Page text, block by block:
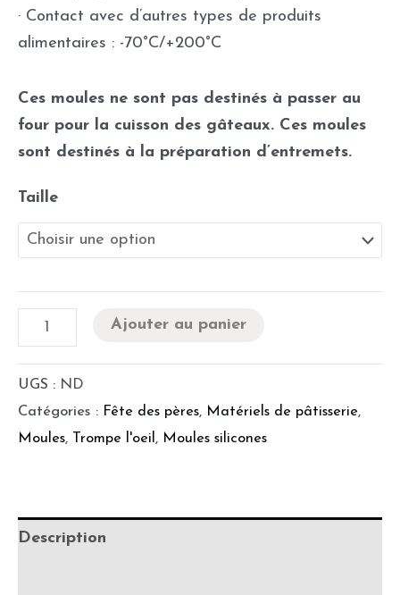
· Contact avec d’autres types de produits
alimentaires : -70°C/+200°C
Ces moules ne sont pas destinés à passer au
four pour la cuisson des gâteaux. Ces moules
sont destinés à la préparation d’entremets.
Taille
Ajouter au panier
UGS : ND
Catégories : Fête des pères, Matériels de pâtisserie,
Moules, Trompe l'oeil , Moules silicones
Description